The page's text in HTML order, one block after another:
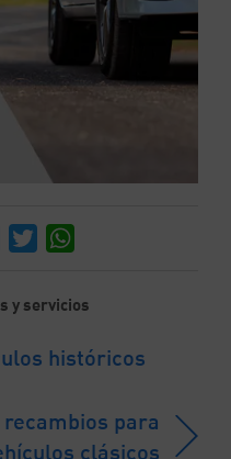
Facebook
Twitter
y servicios
históricos
para
clásicos